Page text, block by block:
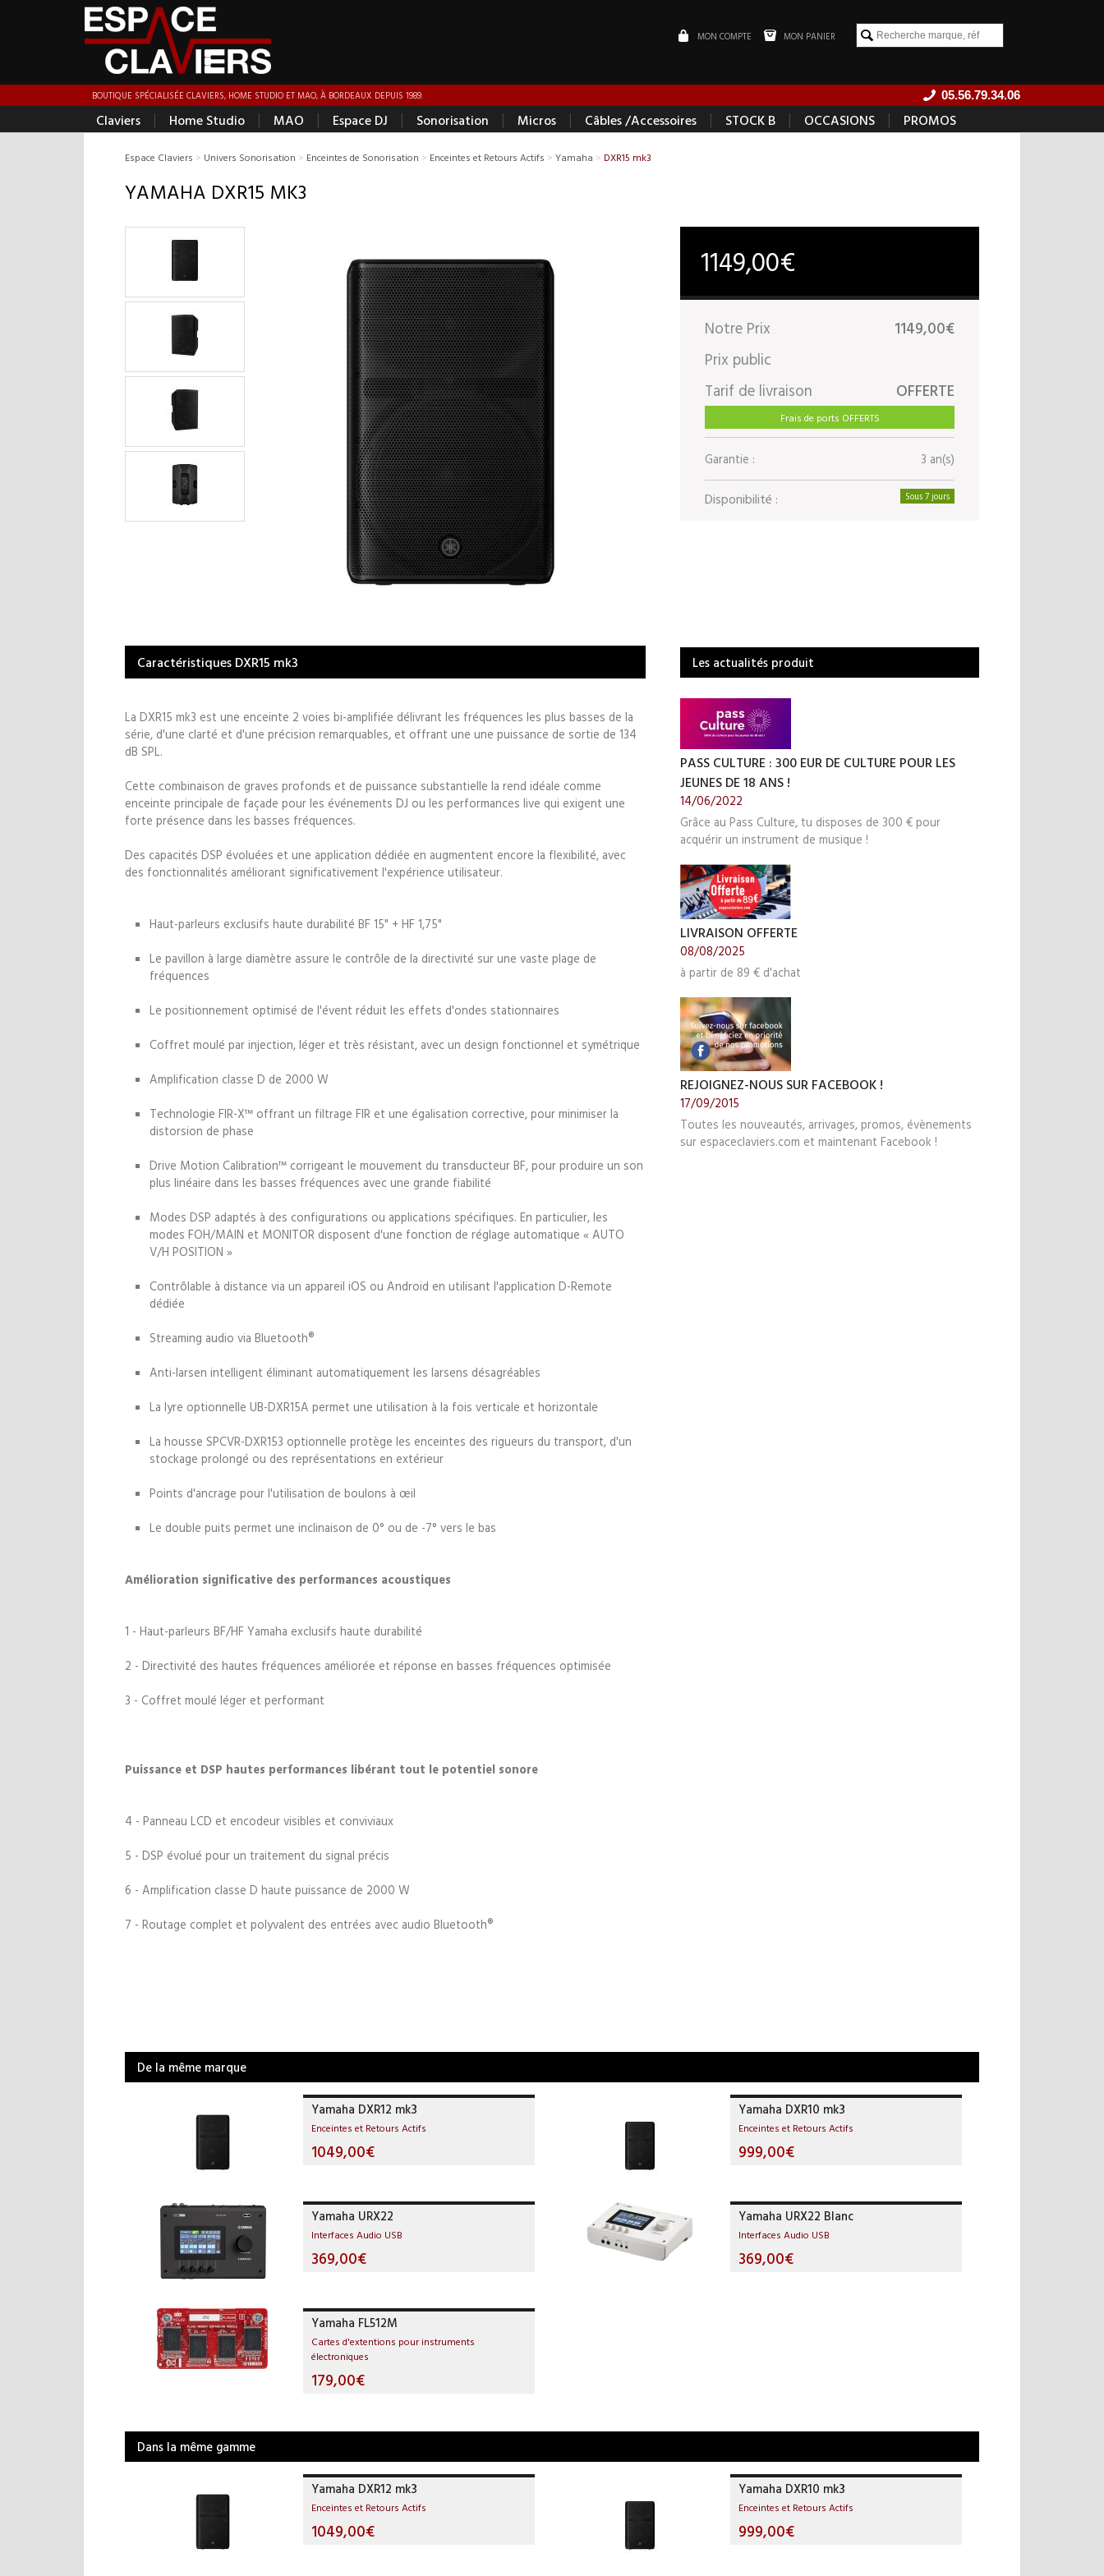
MON PANIER
MON COMPTE
05.56.79.34.06
BOUTIQUE SPÉCIALISÉE CLAVIERS, HOME STUDIO ET MAO, À BORDEAUX DEPUIS 1989.
Claviers | Home Studio | MAO | Espace DJ | Sonorisation | Micros | Câbles /Accessoires | STOCK B | OCCASIONS | PROMOS
Espace Claviers > Univers Sonorisation > Enceintes de Sonorisation > Enceintes et Retours Actifs > Yamaha > DXR15 mk3
YAMAHA DXR15 MK3
1149,00€
Notre Prix
1149,00€
Prix public
Tarif de livraison
OFFERTE
Frais de ports OFFERTS
Garantie : 3 an(s)
Disponibilité : Sous 7 jours
Les actualités produit
PASS CULTURE : 300 EUR DE CULTURE POUR LES
JEUNES DE 18 ANS !
14/06/2022
Grâce au Pass Culture, tu disposes de 300 € pour
acquérir un instrument de musique !
LIVRAISON OFFERTE
08/08/2025
à partir de 89 € d'achat
REJOIGNEZ-NOUS SUR FACEBOOK !
17/09/2015
Toutes les nouveautés, arrivages, promos, évènements
sur espaceclaviers.com et maintenant Facebook !
Caractéristiques DXR15 mk3
La DXR15 mk3 est une enceinte 2 voies bi-amplifiée délivrant les fréquences les plus basses de la
série, d'une clarté et d'une précision remarquables, et offrant une une puissance de sortie de 134
dB SPL.
Cette combinaison de graves profonds et de puissance substantielle la rend idéale comme
enceinte principale de façade pour les événements DJ ou les performances live qui exigent une
forte présence dans les basses fréquences.
Des capacités DSP évoluées et une application dédiée en augmentent encore la flexibilité, avec
des fonctionnalités améliorant significativement l'expérience utilisateur.
Haut-parleurs exclusifs haute durabilité BF 15" + HF 1,75"
Le pavillon à large diamètre assure le contrôle de la directivité sur une vaste plage de
fréquences
Le positionnement optimisé de l'évent réduit les effets d'ondes stationnaires
Coffret moulé par injection, léger et très résistant, avec un design fonctionnel et symétrique
Amplification classe D de 2000 W
Technologie FIR-X™ offrant un filtrage FIR et une égalisation corrective, pour minimiser la
distorsion de phase
Drive Motion Calibration™ corrigeant le mouvement du transducteur BF, pour produire un son
plus linéaire dans les basses fréquences avec une grande fiabilité
Modes DSP adaptés à des configurations ou applications spécifiques. En particulier, les
modes FOH/MAIN et MONITOR disposent d'une fonction de réglage automatique « AUTO
V/H POSITION »
Contrôlable à distance via un appareil iOS ou Android en utilisant l'application D-Remote
dédiée
Streaming audio via Bluetooth®
Anti-larsen intelligent éliminant automatiquement les larsens désagréables
La lyre optionnelle UB-DXR15A permet une utilisation à la fois verticale et horizontale
La housse SPCVR-DXR153 optionnelle protège les enceintes des rigueurs du transport, d'un
stockage prolongé ou des représentations en extérieur
Points d'ancrage pour l'utilisation de boulons à œil
Le double puits permet une inclinaison de 0° ou de -7° vers le bas
Amélioration significative des performances acoustiques
1 - Haut-parleurs BF/HF Yamaha exclusifs haute durabilité
2 - Directivité des hautes fréquences améliorée et réponse en basses fréquences optimisée
3 - Coffret moulé léger et performant
Puissance et DSP hautes performances libérant tout le potentiel sonore
4 - Panneau LCD et encodeur visibles et conviviaux
5 - DSP évolué pour un traitement du signal précis
6 - Amplification classe D haute puissance de 2000 W
7 - Routage complet et polyvalent des entrées avec audio Bluetooth®
De la même marque
Yamaha DXR12 mk3
Enceintes et Retours Actifs
1049,00€
Yamaha DXR10 mk3
Enceintes et Retours Actifs
999,00€
Yamaha URX22
Interfaces Audio USB
369,00€
Yamaha URX22 Blanc
Interfaces Audio USB
369,00€
Yamaha FL512M
Cartes d'extentions pour instruments
électroniques
179,00€
Dans la même gamme
Yamaha DXR12 mk3
Enceintes et Retours Actifs
1049,00€
Yamaha DXR10 mk3
Enceintes et Retours Actifs
999,00€